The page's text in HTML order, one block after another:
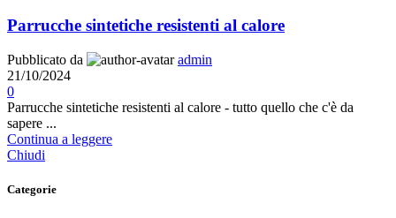
Parrucche sintetiche resistenti al calore
Pubblicato da
admin
21/10/2024
0
Parrucche sintetiche resistenti al calore - tutto quello che c'è da
sapere ...
Continua a leggere
Chiudi
Categorie